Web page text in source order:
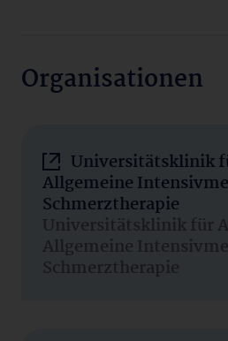
Organisationen
Universitätsklinik
Allgemeine
Schmerztherapie
Universitätsklinik für
Allgemeine
Schmerztherapie